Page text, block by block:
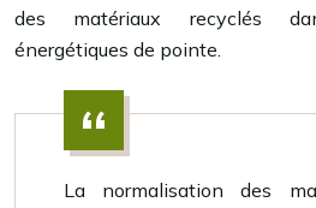
des matériaux recyclés
énergétiques de pointe.
La normalisation des